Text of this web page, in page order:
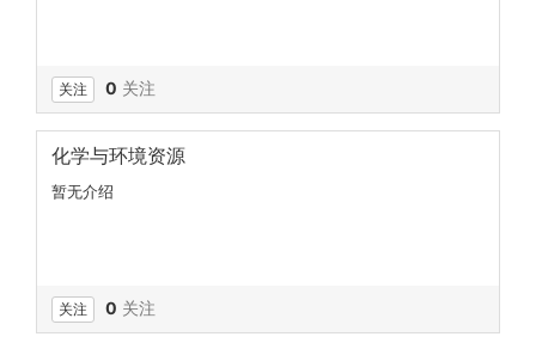
关注 0 关注
化学与环境资源
暂无介绍
关注 0 关注